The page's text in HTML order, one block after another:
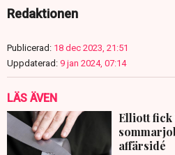
Redaktionen
Publicerad: 18 dec 2023, 21:51
Uppdaterad: 9 jan 2024, 07:14
LÄS ÄVEN
Elliott
affärsidé